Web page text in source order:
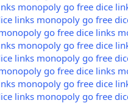
monopoly go free dice
links monopoly go free
go free dice links
monopoly go free dice
links monopoly go free
go free dice links
monopoly go free dice
links monopoly go free